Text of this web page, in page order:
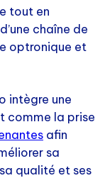
tout en
chaîne de
optronique et
intègre une
comme la prise
afin
sa
qualité et ses